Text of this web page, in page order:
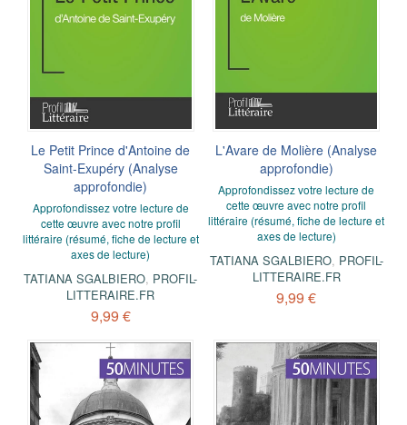
Le Petit Prince d'Antoine de
Saint-Exupéry (Analyse
approfondie)
Approfondissez votre lecture de
cette œuvre avec notre profil
littéraire (résumé, fiche de lecture et
axes de lecture)
TATIANA SGALBIERO, PROFIL-
LITTERAIRE.FR
9,99 €
L'Avare de Molière (Analyse
approfondie)
Approfondissez votre lecture de
cette œuvre avec notre profil
littéraire (résumé, fiche de lecture et
axes de lecture)
TATIANA SGALBIERO, PROFIL-
LITTERAIRE.FR
9,99 €